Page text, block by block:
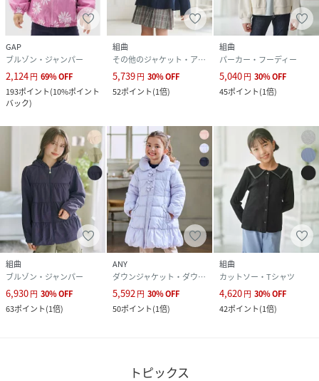
GAP
ブルゾン・ジャンパー
2,124円 69%OFF
193ポイント(10%ポイント
バック)
組曲
その他のジャケット・アウター
5,739円 30%OFF
52ポイント(1倍)
組曲
パーカー・フーディー
5,040円 30%OFF
45ポイント(1倍)
組曲
ブルゾン・ジャンパー
6,930円 30%OFF
63ポイント(1倍)
ANY
ダウンジャケット・ダウンベスト
5,592 円 30%OFF
50ポイント(1倍)
組曲
カットソー・Tシャツ
4,620円 30%OFF
42ポイント(1倍)
トピックス